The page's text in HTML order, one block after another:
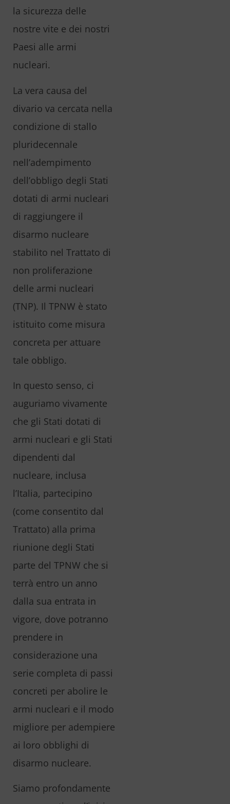
la sicurezza delle
nostre vite e dei nostri
Paesi alle armi
nucleari.
La vera causa del
divario va cercata nella
condizione di stallo
pluridecennale
nell’adempimento
dell’obbligo degli Stati
dotati di armi nucleari
di raggiungere il
disarmo nucleare
stabilito nel Trattato di
non proliferazione
delle armi nucleari
(TNP). Il TPNW è stato
istituito come misura
concreta per attuare
tale obbligo.
In questo senso, ci
auguriamo vivamente
che gli Stati dotati di
armi nucleari e gli Stati
dipendenti dal
nucleare, inclusa
l’Italia, partecipino
(come consentito dal
Trattato) alla prima
riunione degli Stati
parte del TPNW che si
terrà entro un anno
dalla sua entrata in
vigore, dove potranno
prendere in
considerazione una
serie completa di passi
concreti per abolire le
armi nucleari e il modo
migliore per adempiere
ai loro obblighi di
disarmo nucleare.
Siamo profondamente